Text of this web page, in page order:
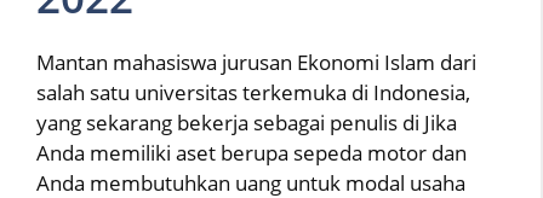
Mantan mahasiswa jurusan Ekonomi Islam dari
salah satu universitas terkemuka di Indonesia,
yang sekarang bekerja sebagai penulis di Jika
Anda memiliki aset berupa sepeda motor dan
Anda membutuhkan uang untuk modal usaha